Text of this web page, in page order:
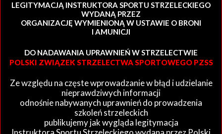
LEGITYMACJĄ INSTRUKTORA SPORTU STRZELECKIEGO
WYDANĄ PRZEZ
ORGANIZACJĘ WYMIENIONĄ W USTAWIE O BRONI
I AMUNICJI
DO NADAWANIA UPRAWNIEŃ W STRZELECTWIE
POLSKI ZWIĄZEK STRZELECTWA SPORTOWEGO PZSS
Ze względu na częste wprowadzanie w błąd i udzielanie
nieprawdziwych informacji
odnośnie nabywanych uprawnień do prowadzenia
szkoleń strzeleckich
publikujemy jak wygląda legitymacja